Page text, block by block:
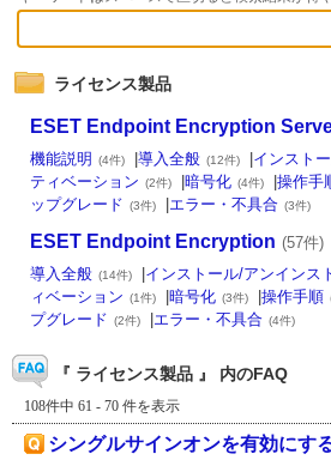
ライセンス製品
ESET Endpoint Encryption
機能説明
(4件) 導入全般 (12件) インスト
ティベーション (2件) 暗号化 (4件) 操作手
ップグレード (3件) エラー・不具合 (3件)
ESET Endpoint Encryption (57件)
導入全般 (14件) インストール/アンインス
ィベーション (1件) 暗号化 (3件) 操作手順
プグレード (2件) エラー・不具合 (4件)
『 ライセンス製品 』 内のFAQ
108件中 61 - 70 件を表示
シングルサインオンを有効にす